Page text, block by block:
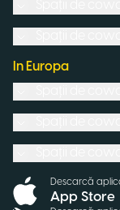
In Europa
Descarcă
App Store